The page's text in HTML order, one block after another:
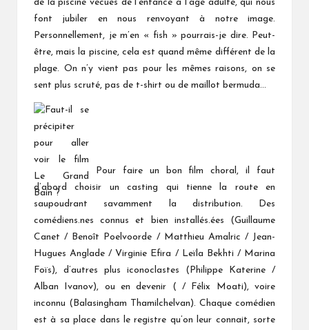
de la piscine vécues de l’enfance à l’âge adulte, qui nous
font jubiler en nous renvoyant à notre image.
Personnellement, je m’en « fish » pourrais-je dire. Peut-
être, mais la piscine, cela est quand même différent de la
plage. On n’y vient pas pour les mêmes raisons, on se
sent plus scruté, pas de t-shirt ou de maillot bermuda…
Pour faire un bon film choral, il faut
d’abord choisir un casting qui tienne la route en
saupoudrant savamment la distribution. Des
comédiens.nes connus et bien installés.ées (Guillaume
Canet / Benoît Poelvoorde / Matthieu Amalric / Jean-
Hugues Anglade / Virginie Efira / Leïla Bekhti / Marina
Foïs), d’autres plus iconoclastes (Philippe Katerine /
Alban Ivanov), ou en devenir ( / Félix Moati), voire
inconnu (Balasingham Thamilchelvan). Chaque comédien
est à sa place dans le registre qu’on leur connait, sorte